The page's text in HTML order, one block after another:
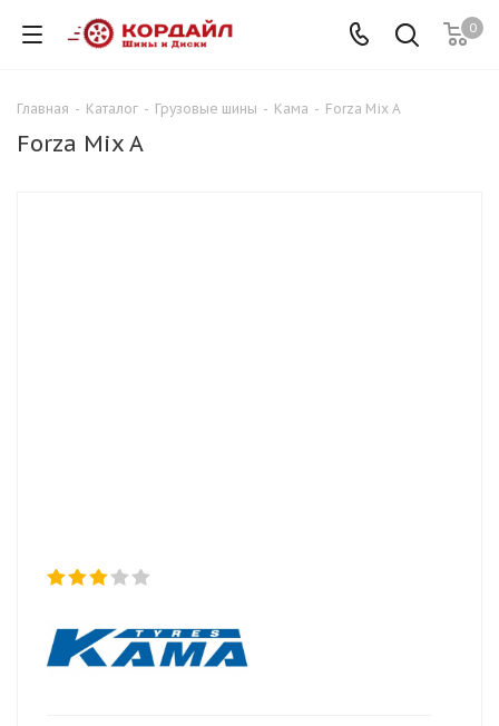
0
Главная - Каталог - Грузовые шины - Кама - Forza Mix A
Forza Mix A